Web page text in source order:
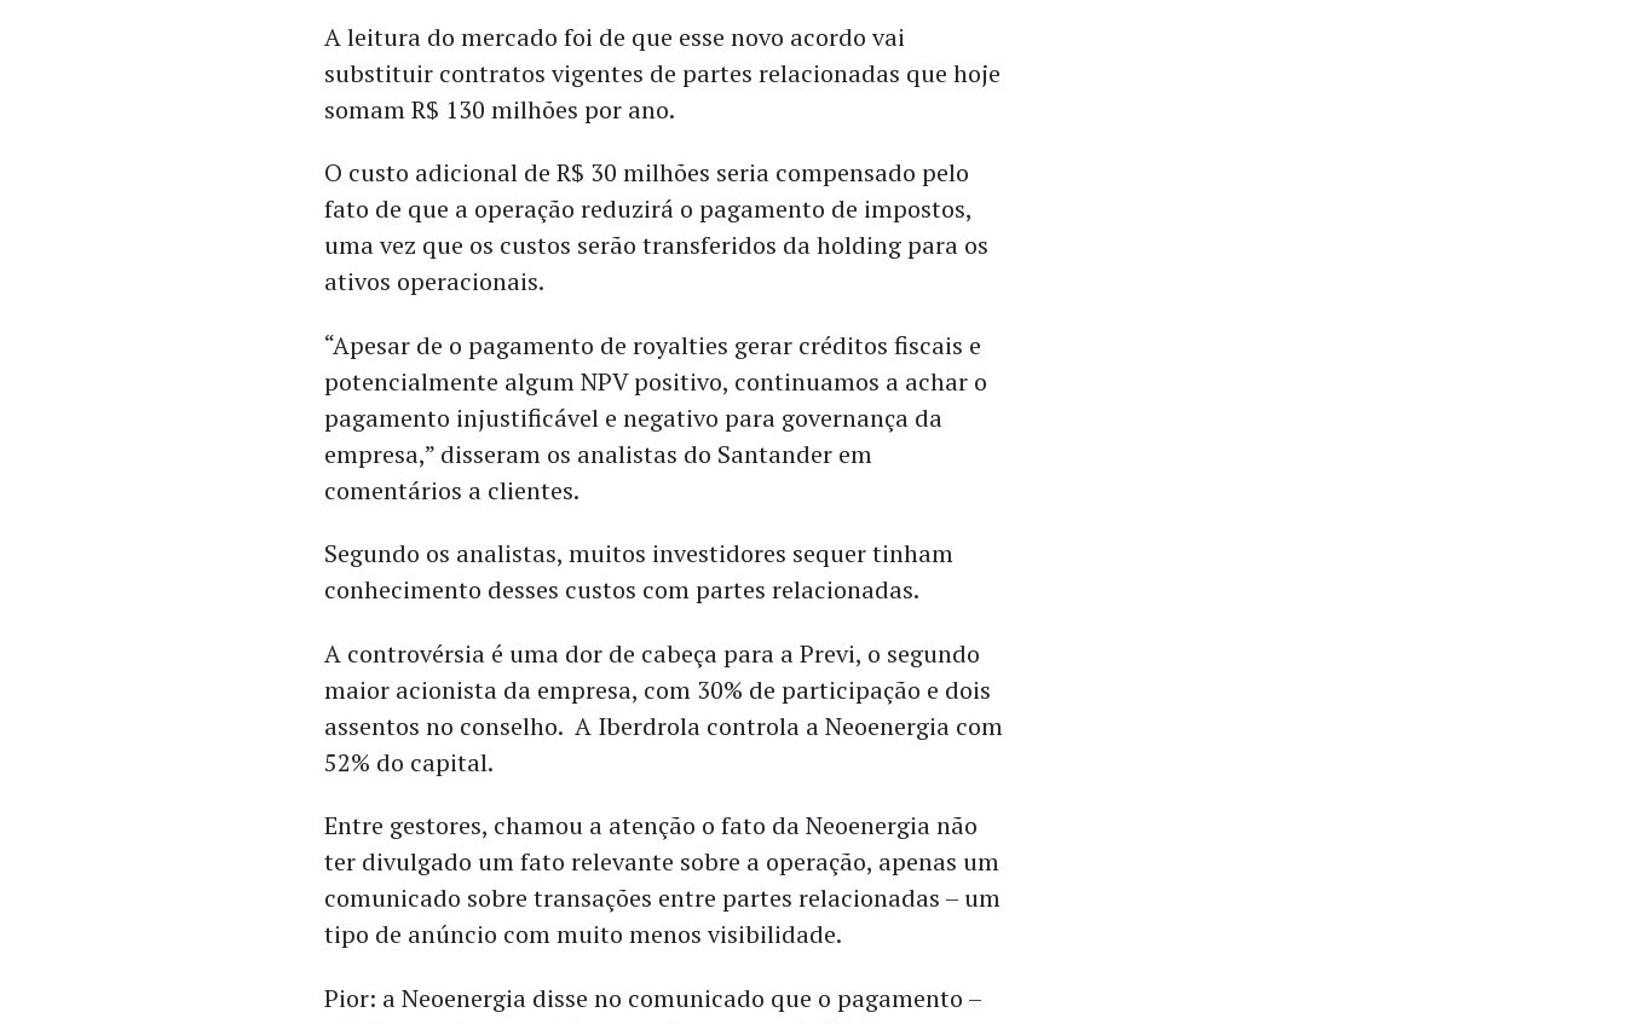
A leitura do mercado foi de que esse novo acordo vai
substituir contratos vigentes de partes relacionadas que hoje
somam R$ 130 milhões por ano.
O custo adicional de R$ 30 milhões seria compensado pelo
fato de que a operação reduzirá o pagamento de impostos,
uma vez que os custos serão transferidos da holding para os
ativos operacionais.
“Apesar de o pagamento de royalties gerar créditos fiscais e
potencialmente algum NPV positivo, continuamos a achar o
pagamento injustificável e negativo para governança da
empresa,” disseram os analistas do Santander em
comentários a clientes.
Segundo os analistas, muitos investidores sequer tinham
conhecimento desses custos com partes relacionadas.
A controvérsia é uma dor de cabeça para a Previ, o segundo
maior acionista da empresa, com 30% de participação e dois
assentos no conselho. A Iberdrola controla a Neoenergia com
52% do capital.
Entre gestores, chamou a atenção o fato da Neoenergia não
ter divulgado um fato relevante sobre a operação, apenas um
comunicado sobre transações entre partes relacionadas – um
tipo de anúncio com muito menos visibilidade.
Pior: a Neoenergia disse no comunicado que o pagamento –